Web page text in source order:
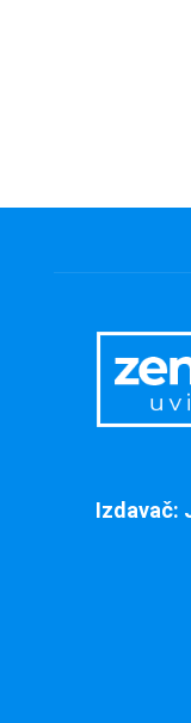
Izdavač: